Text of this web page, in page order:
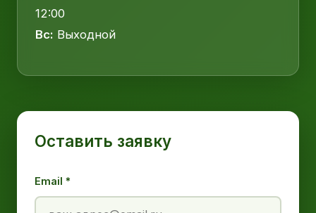
12:00
Вс: Выходной
Оставить заявку
Email *